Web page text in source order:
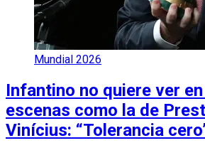
Mundial 2026
Infantino no quiere ver
escenas como la de
Vinícius: “Tolerancia